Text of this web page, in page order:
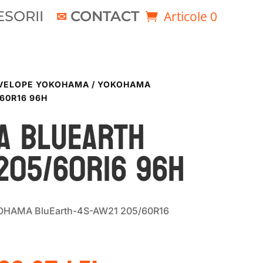
CONTACT Articole 0
YOKOHAMA / YOKOHAMA
96H
60R16 96H
BluEarth-4S-AW21 205/60R16